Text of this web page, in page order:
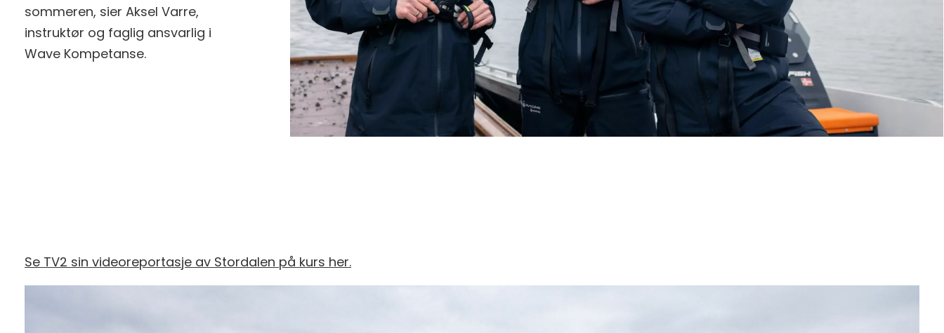
sommeren, sier Aksel Varre,
instruktør og faglig ansvarlig i
Wave Kompetanse.
Se TV2 sin videoreportasje av Stordalen på kurs her.